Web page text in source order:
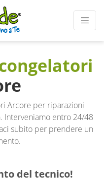
Arcore per riparazioni
Interveniamo entro 24/48
subito per prendere un
del tecnico!